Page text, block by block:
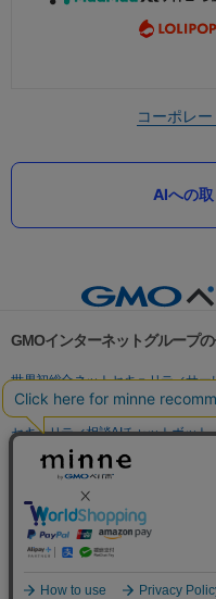
コーポレー
AIへの
GMOインターネットグループ
世界初総合ネットセキュリティサー
パスワード漏洩診断
Webサイト
セキュリティ相談AIチャットボット
実在証明・盗聴対策
サイバー攻撃対策（GMO Flatt
セキュリティ事業の軌跡